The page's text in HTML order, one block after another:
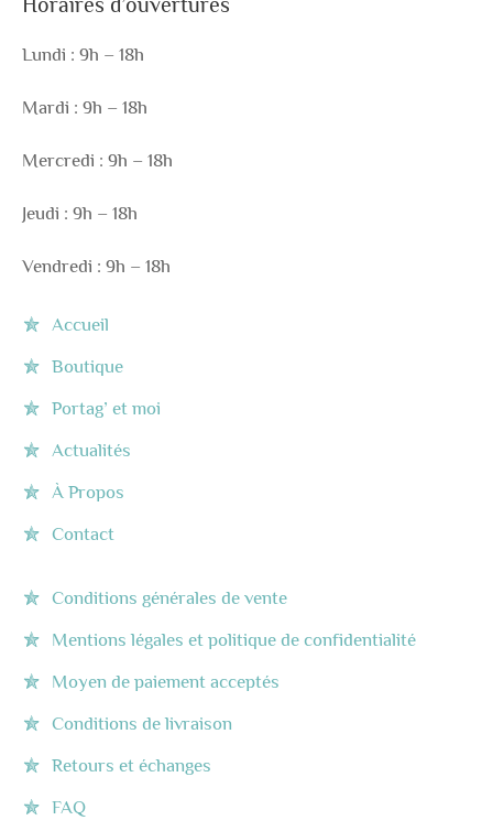
Lundi : 9h – 18h
Mardi : 9h – 18h
Mercredi : 9h – 18h
Jeudi : 9h – 18h
Vendredi : 9h – 18h
Accueil
Boutique
Portag’ et moi
Actualités
À Propos
Contact
Conditions générales de vente
Mentions légales et politique de confidentialité
Moyen de paiement acceptés
Conditions de livraison
Retours et échanges
FAQ